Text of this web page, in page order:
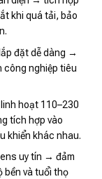
khi quá tải, bảo
đặt dễ dàng →
công nghiệp tiêu
hoạt 110–230
tích hợp vào
khiển khác nhau.
uy tín → đảm
bền và tuổi thọ